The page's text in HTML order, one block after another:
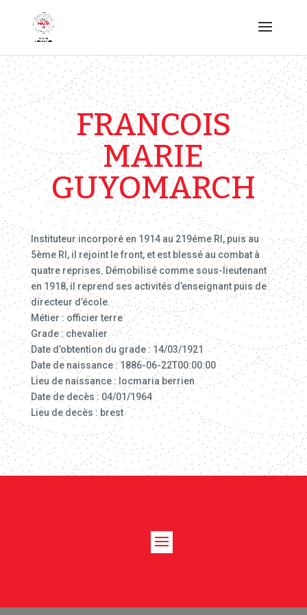
FRANCOIS
MARIE
GUYOMARCH
Instituteur incorporé en 1914 au 219éme RI, puis au
5ème RI, il rejoint le front, et est blessé au combat à
quatre reprises. Démobilisé comme sous-lieutenant
en 1918, il reprend ses activités d’enseignant puis de
directeur d’école.
Métier : officier terre
Grade : chevalier
Date d’obtention du grade : 14/03/1921
Date de naissance : 1886-06-22T00:00:00
Lieu de naissance : locmaria berrien
Date de decès : 04/01/1964
Lieu de decès : brest